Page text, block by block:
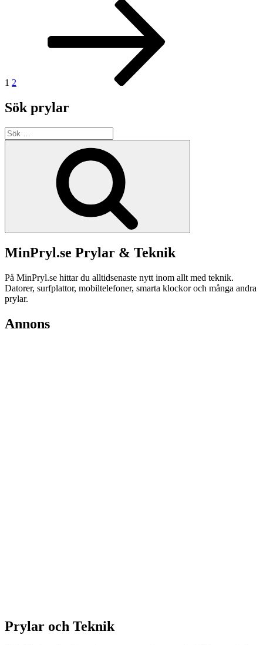
1 2
Sök prylar
Sök
efter:
MinPryl.se Prylar & Teknik
På MinPryl.se hittar du alltidsenaste nytt inom allt med teknik.
Datorer, surfplattor, mobiltelefoner, smarta klockor och många andra
prylar.
Annons
Prylar och Teknik